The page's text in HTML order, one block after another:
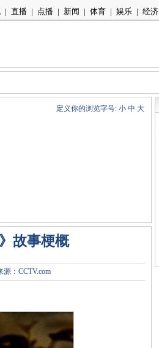
| 直播 | 点播 | 新闻 | 体育 | 娱乐 | 经济
定义你的浏览字号: 小 中 大
故事梗概
： CCTV.com